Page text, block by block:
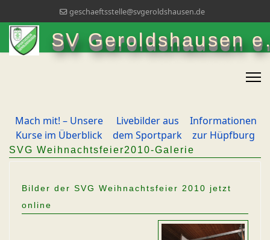
geschaeftsstelle@svgeroldshausen.de
SV Geroldshausen
Mach mit! – Unsere
Kurse im Überblick
Livebilder aus
dem Sportpark
Informationen
zur Hüpfburg
SVG Weihnachtsfeier2010-Galerie
Bilder der SVG Weihnachtsfeier 2010 jetzt
online